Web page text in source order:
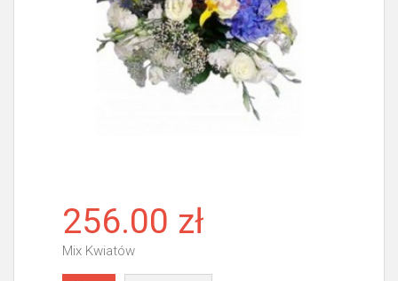
256.00 zł
Mix Kwiatów